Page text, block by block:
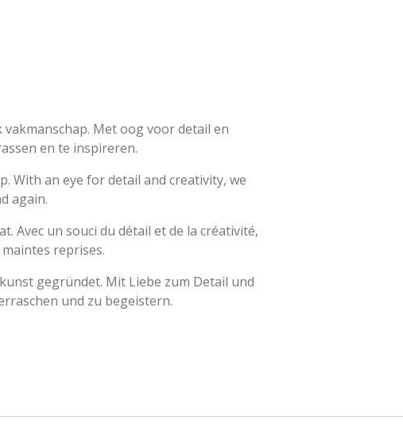
Met oog voor detail en
en te inspireren.
With an eye for detail and creativity, we
again.
Avec un souci du détail et de la créativité,
reprises.
gegründet. Mit Liebe zum Detail und
und zu begeistern.